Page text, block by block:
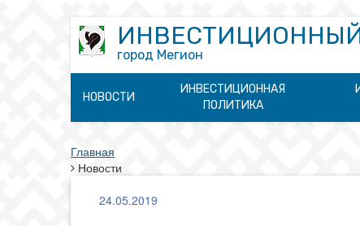
город Мегион
НОВОСТИ
ИНВЕСТИЦИОННАЯ
ПОЛИТИКА
Главная
Новости
24.05.2019